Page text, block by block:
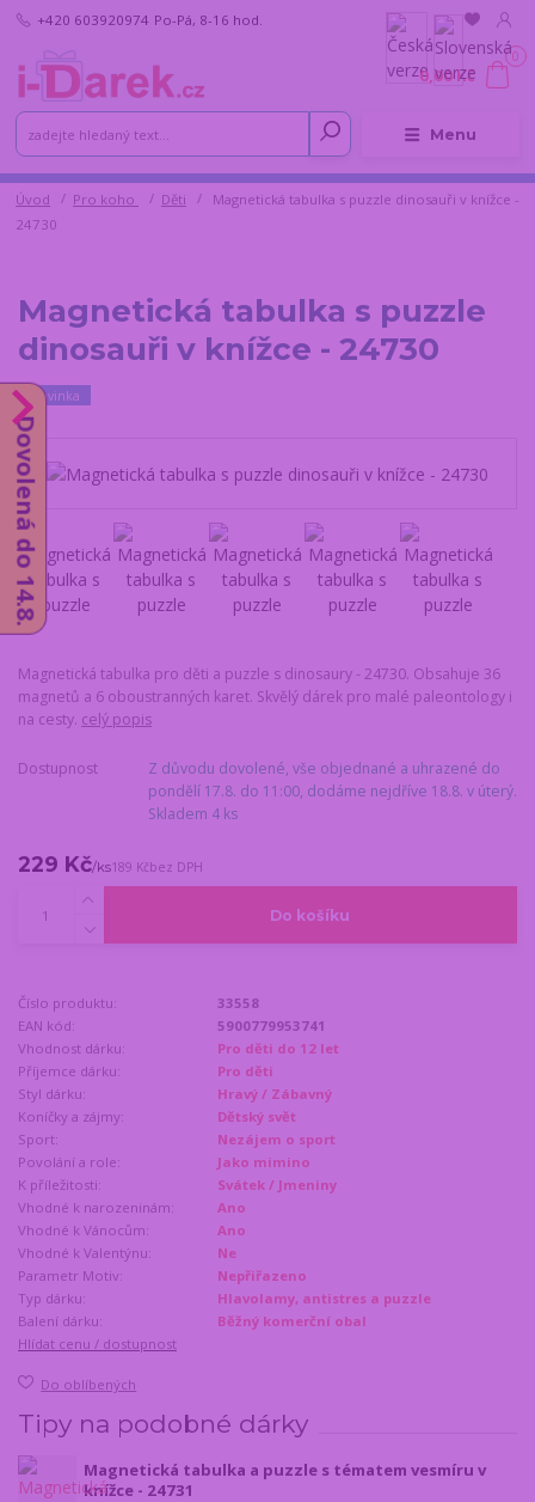
Menu
+420 603920974 Po-Pá, 8-16 hod.
0
0,00 Kč
Úvod Pro koho Děti
Magnetická tabulka s puzzle dinosauři v knížce -
24730
Magnetická tabulka s puzzle
dinosauři v knížce - 24730
Novinka
Magnetická tabulka pro děti a puzzle s dinosaury - 24730. Obsahuje 36
magnetů a 6 oboustranných karet. Skvělý dárek pro malé paleontology i
na cesty. celý popis
Dostupnost
Z důvodu dovolené, vše objednané a uhrazené do
pondělí 17.8. do 11:00, dodáme nejdříve 18.8. v úterý.
Skladem 4 ks
229 Kč/ks189 Kčbez DPH
Do košíku
Číslo produktu:
33558
EAN kód:
5900779953741
Vhodnost dárku:
Pro děti do 12 let
Příjemce dárku:
Pro děti
Styl dárku:
Hravý / Zábavný
Koníčky a zájmy:
Dětský svět
Sport:
Nezájem o sport
Povolání a role:
Jako mimino
K příležitosti:
Svátek / Jmeniny
Vhodné k narozeninám:
Ano
Vhodné k Vánocům:
Ano
Vhodné k Valentýnu:
Ne
Parametr Motiv:
Nepřiřazeno
Typ dárku:
Hlavolamy, antistres a puzzle
Balení dárku:
Běžný komerční obal
Hlídat cenu / dostupnost
Do oblíbených
Tipy na podobné dárky
Magnetická tabulka a puzzle s tématem vesmíru v
knížce - 24731
Dovolená do 14.8.